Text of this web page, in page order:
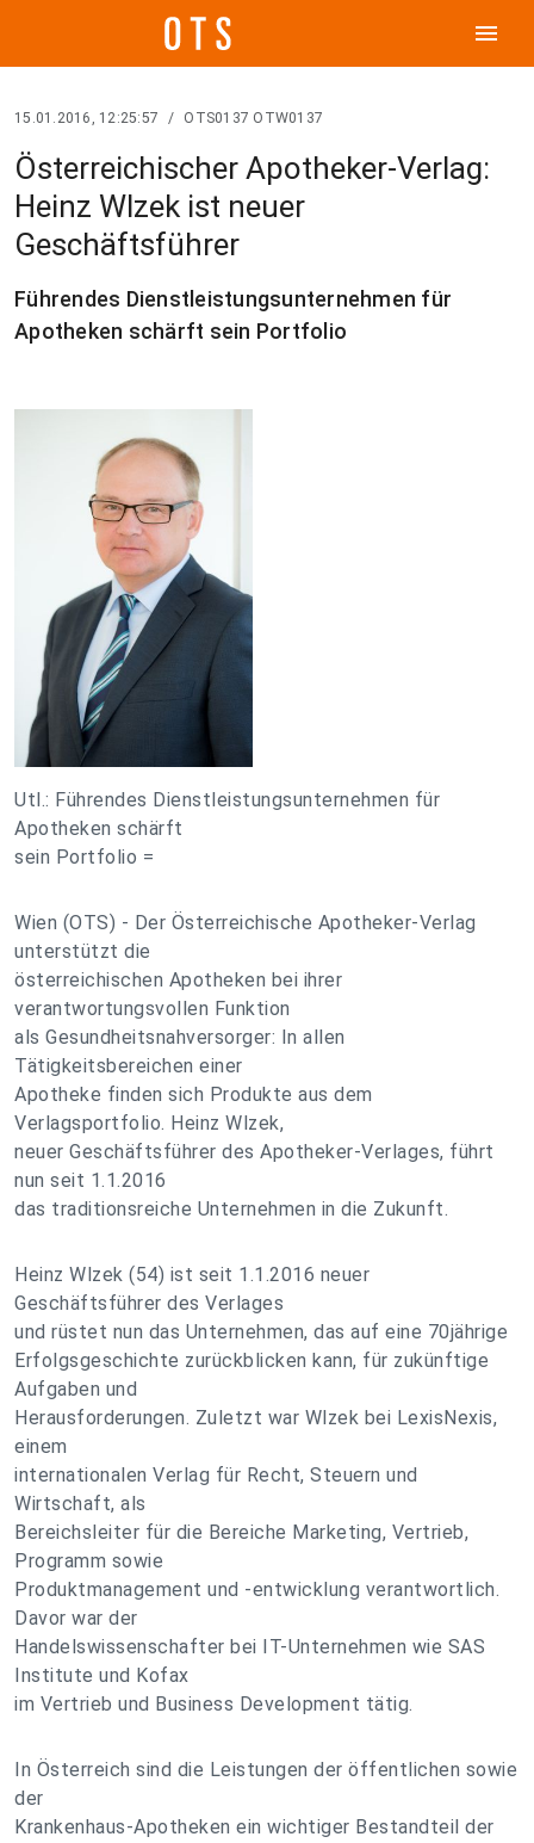
menu
15.01.2016, 12:25:57 / OTS0137 OTW0137
Österreichischer Apotheker-Verlag:
Heinz Wlzek ist neuer
Geschäftsführer
Führendes Dienstleistungsunternehmen für
Apotheken schärft sein Portfolio
Utl.: Führendes Dienstleistungsunternehmen für
Apotheken schärft
sein Portfolio =
Wien (OTS) - Der Österreichische Apotheker-Verlag
unterstützt die
österreichischen Apotheken bei ihrer
verantwortungsvollen Funktion
als Gesundheitsnahversorger: In allen
Tätigkeitsbereichen einer
Apotheke finden sich Produkte aus dem
Verlagsportfolio. Heinz Wlzek,
neuer Geschäftsführer des Apotheker-Verlages, führt
nun seit 1.1.2016
das traditionsreiche Unternehmen in die Zukunft.
Heinz Wlzek (54) ist seit 1.1.2016 neuer
Geschäftsführer des Verlages
und rüstet nun das Unternehmen, das auf eine 70jährige
Erfolgsgeschichte zurückblicken kann, für zukünftige
Aufgaben und
Herausforderungen. Zuletzt war Wlzek bei LexisNexis,
einem
internationalen Verlag für Recht, Steuern und
Wirtschaft, als
Bereichsleiter für die Bereiche Marketing, Vertrieb,
Programm sowie
Produktmanagement und -entwicklung verantwortlich.
Davor war der
Handelswissenschafter bei IT-Unternehmen wie SAS
Institute und Kofax
im Vertrieb und Business Development tätig.
In Österreich sind die Leistungen der öffentlichen sowie
der
Krankenhaus-Apotheken ein wichtiger Bestandteil der